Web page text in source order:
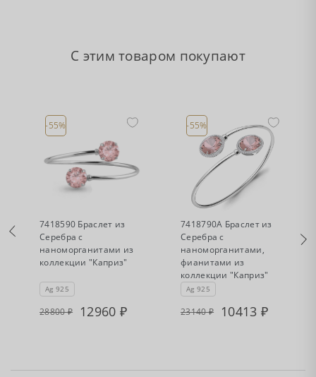
С этим товаром покупают
-55%
7418590 Браслет из
Серебра с
наноморганитами из
коллекции "Каприз"
Ag 925
28800 12960
-55%
Есть в наличии
7418790А Браслет из
Серебра с
наноморганитами,
фианитами из
коллекции "Каприз"
Ag 925
23140 10413